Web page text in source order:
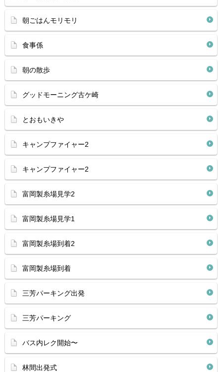
朝ごはんモリモリ
食事係
朝の散歩
グッドモーニング古ケ崎
とおもいきや
キャンプファイャー2
キャンプファイャー2
富岡製糸場見学2
富岡製糸場見学1
富岡製糸場到着2
富岡製糸場到着
三芳パーキング出発
三芳パーキング
バス内レク開始〜
林間出発式